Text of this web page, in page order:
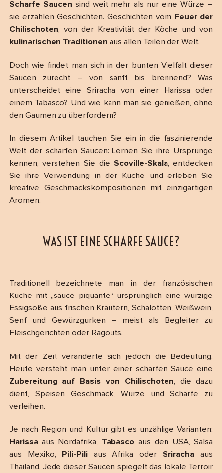
Scharfe Saucen sind weit mehr als nur eine Würze –
sie erzählen Geschichten. Geschichten vom Feuer der
Chilischoten, von der Kreativität der Köche und von
kulinarischen Traditionen aus allen Teilen der Welt.
Doch wie findet man sich in der bunten Vielfalt dieser
Saucen zurecht – von sanft bis brennend? Was
unterscheidet eine Sriracha von einer Harissa oder
einem Tabasco? Und wie kann man sie genießen, ohne
den Gaumen zu überfordern?
In diesem Artikel tauchen Sie ein in die faszinierende
Welt der scharfen Saucen: Lernen Sie ihre Ursprünge
kennen, verstehen Sie die Scoville-Skala, entdecken
Sie ihre Verwendung in der Küche und erleben Sie
kreative Geschmackskompositionen mit einzigartigen
Aromen.
WAS IST EINE SCHARFE SAUCE?
Traditionell bezeichnete man in der französischen
Küche mit „sauce piquante“ ursprünglich eine würzige
Essigsoße aus frischen Kräutern, Schalotten, Weißwein,
Senf und Gewürzgurken – meist als Begleiter zu
Fleischgerichten oder Ragouts.
Mit der Zeit veränderte sich jedoch die Bedeutung.
Heute versteht man unter einer scharfen Sauce eine
Zubereitung auf Basis von Chilischoten, die dazu
dient, Speisen Geschmack, Würze und Schärfe zu
verleihen.
Je nach Region und Kultur gibt es unzählige Varianten:
Harissaaus Nordafrika, Tabasco aus den USA, Salsa
aus Mexiko,
Pili-Piliaus Afrika oderSriracha aus
Thailand. Jede dieser Saucen spiegelt das lokale Terroir